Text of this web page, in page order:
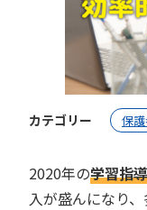
カテゴリー 保
2020年の学習指
入が盛んになり